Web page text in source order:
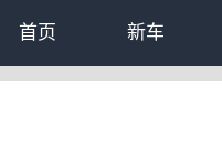
首页 新车